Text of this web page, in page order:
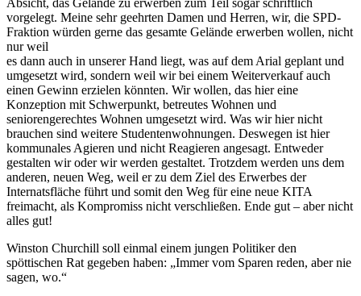
vorgelegt. Meine sehr geehrten Damen und Herren, wir, die SPD-
Fraktion würden gerne das gesamte Gelände erwerben wollen, nicht
nur weil
es dann auch in unserer Hand liegt, was auf dem Arial geplant und
umgesetzt wird, sondern weil wir bei einem Weiterverkauf auch
einen Gewinn erzielen könnten. Wir wollen, das hier eine
Konzeption mit Schwerpunkt, betreutes Wohnen und
seniorengerechtes Wohnen umgesetzt wird. Was wir hier nicht
brauchen sind weitere Studentenwohnungen. Deswegen ist hier
kommunales Agieren und nicht Reagieren angesagt. Entweder
gestalten wir oder wir werden gestaltet. Trotzdem werden uns dem
anderen, neuen Weg, weil er zu dem Ziel des Erwerbes der
Internatsfläche führt und somit den Weg für eine neue KITA
freimacht, als Kompromiss nicht verschließen. Ende gut – aber nicht
alles gut!
Winston Churchill soll einmal einem jungen Politiker den
spöttischen Rat gegeben haben: „Immer vom Sparen reden, aber nie
sagen, wo.“